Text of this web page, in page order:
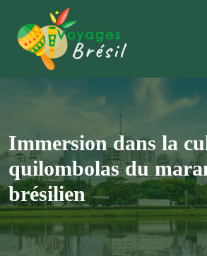
Immersion dans la
quilombolas du
brésilien